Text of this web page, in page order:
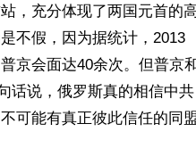
，充分体现了两国元首的
不假，因为据统计，2013
京会面达40余次。但普京
话说，俄罗斯真的相信中共
可能有真正彼此信任的同